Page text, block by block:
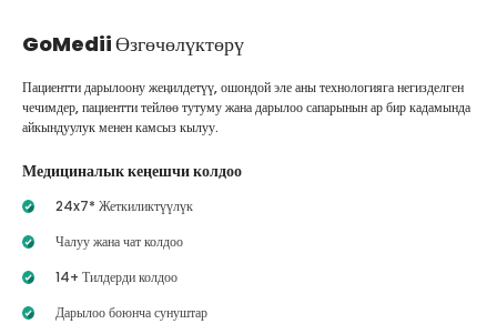
GoMediiӨзгөчөлүктөрү
Пациентти дарылоону жеңилдетүү, ошондой эле аны технологияга негизделген
чечимдер, пациентти тейлөө тутуму жана дарылоо сапарынын ар бир кадамында
айкындуулук менен камсыз кылуу.
Медициналык кеңешчи колдоо
24x7* Жеткиликтүүлүк
Чалуу жана чат колдоо
14+ Тилдерди колдоо
Дарылоо боюнча сунуштар